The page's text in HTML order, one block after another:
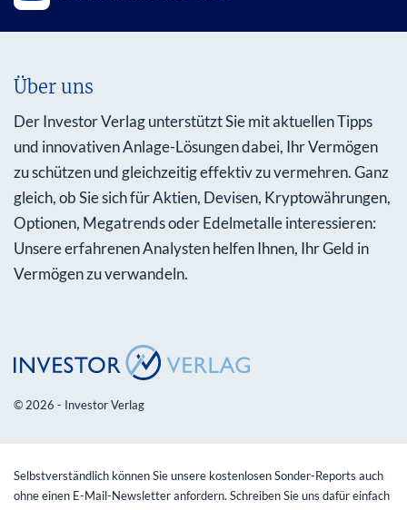
Über uns
Der Investor Verlag unterstützt Sie mit aktuellen Tipps
und innovativen Anlage-Lösungen dabei, Ihr Vermögen
zu schützen und gleichzeitig effektiv zu vermehren. Ganz
gleich, ob Sie sich für Aktien, Devisen, Kryptowährungen,
Optionen, Megatrends oder Edelmetalle interessieren:
Unsere erfahrenen Analysten helfen Ihnen, Ihr Geld in
Vermögen zu verwandeln.
© 2026 - Investor Verlag
Selbstverständlich können Sie unsere kostenlosen Sonder-Reports auch
ohne einen E-Mail-Newsletter anfordern. Schreiben Sie uns dafür einfach